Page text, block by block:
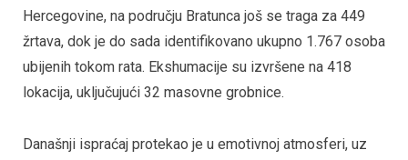
Hercegovine, na području Bratunca još se traga za 449
žrtava, dok je do sada identifikovano ukupno 1.767 osoba
ubijenih tokom rata. Ekshumacije su izvršene na 418
lokacija, uključujući 32 masovne grobnice.
Današnji ispraćaj protekao je u emotivnoj atmosferi, uz